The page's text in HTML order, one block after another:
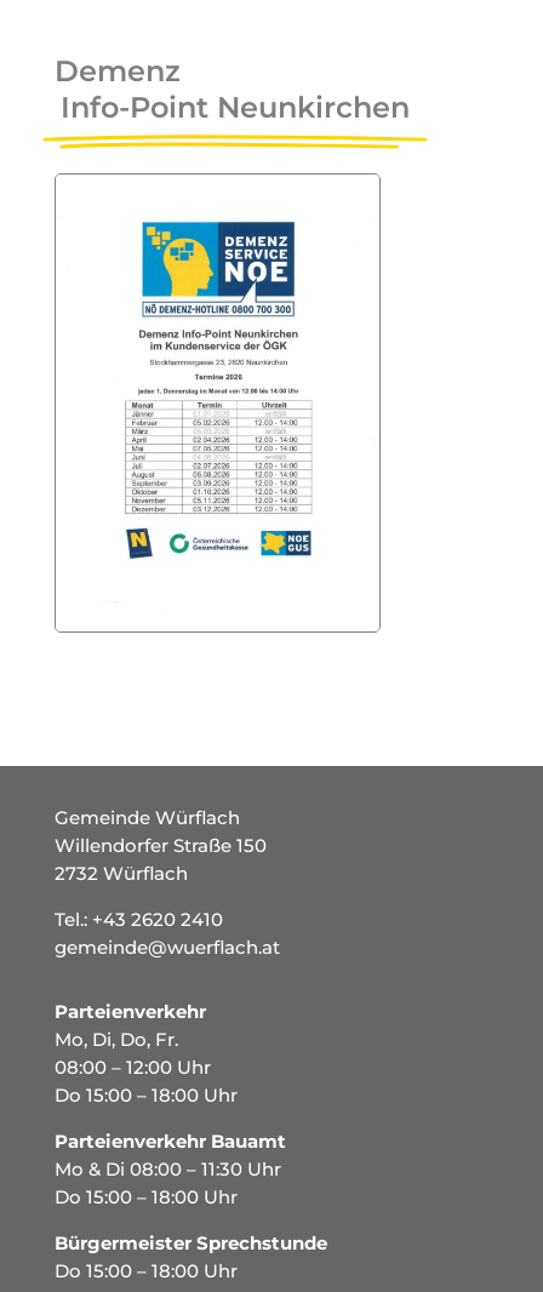
Demenz
Info-Point Neunkirchen
Gemeinde Würflach
Willendorfer Straße 150
2732 Würflach
Tel.: +43 2620 2410
gemeinde@wuerflach.at
Parteienverkehr
Mo, Di, Do, Fr.
08:00 – 12:00 Uhr
Do 15:00 – 18:00 Uhr
Parteienverkehr Bauamt
Mo & Di 08:00 – 11:30 Uhr
Do 15:00 – 18:00 Uhr
Bürgermeister Sprechstunde
Do 15:00 – 18:00 Uhr